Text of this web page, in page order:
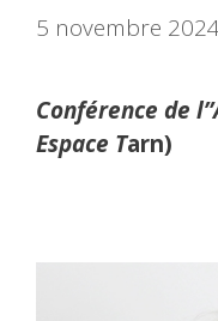
5 novembre
Conférence de
Espace Tarn)